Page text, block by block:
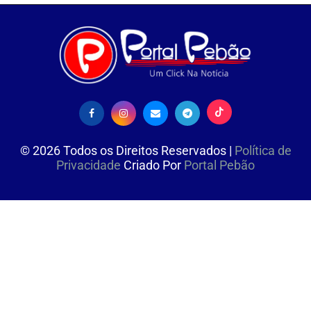
©2026Todos os Direitos Reservados | Política de
Privacidade Criado Por Portal Pebão